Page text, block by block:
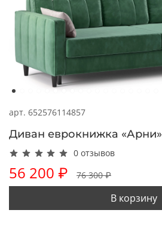
арт. 652576114857
Диван еврокнижка «Арни»
0 отзывов
56 200 ₽ 76 300 ₽
В корзину